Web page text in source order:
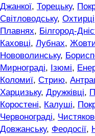
Джанкої, Торецьку,
Світловодську, Охтирці
Плавнях, Білгород-
Каховці, Лубнах,
Нововолинську,
Мирнограді, Ізюмі,
Коломиї, Стрию,
Харцизьку, Дружківці,
Коростені, Калуші,
Червонограді,
Довжанську, Феодосії,